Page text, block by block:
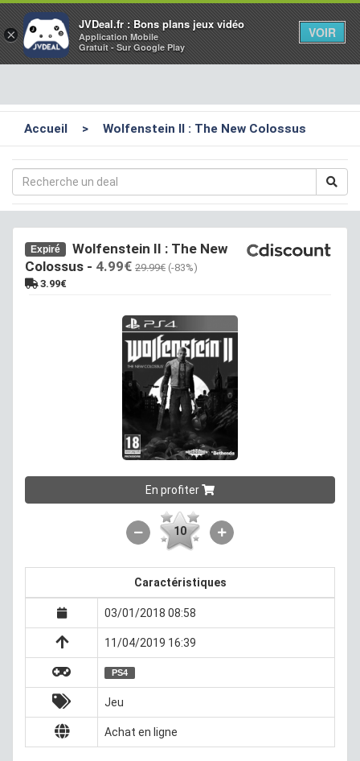
×
JVDeal.fr : Bons plans jeux vidéo
Application Mobile
Gratuit - Sur Google Play
VOIR
Accueil > Wolfenstein II : The New Colossus
Expiré
Wolfenstein II : The New
Colossus - 4.99€ 29.99€ (-83%)
3.99€
En profiter
10
Caractéristiques
03/01/2018 08:58
11/04/2019 16:39
PS4
Jeu
Achat en ligne